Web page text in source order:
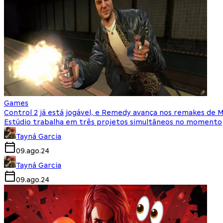
Games
Control 2 já está jogável, e Remedy avança nos remakes de
Estúdio trabalha em três projetos simultâneos no momento
Tayná Garcia
09.ago.24
Tayná Garcia
09.ago.24